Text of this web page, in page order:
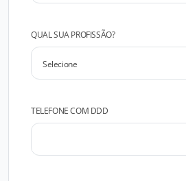
QUAL SUA PROFISSÃO?
TELEFONE COM DDD